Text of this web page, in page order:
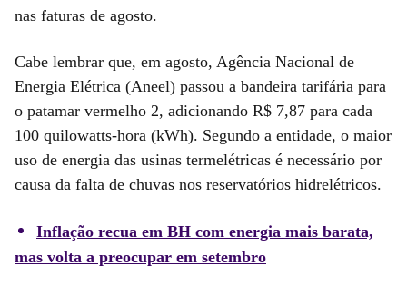
nas faturas de agosto.
Cabe lembrar que, em agosto, Agência Nacional de
Energia Elétrica (Aneel) passou a bandeira tarifária para
o patamar vermelho 2, adicionando R$ 7,87 para cada
100 quilowatts-hora (kWh). Segundo a entidade, o maior
uso de energia das usinas termelétricas é necessário por
causa da falta de chuvas nos reservatórios hidrelétricos.
Inflação recua em BH com energia mais barata,
mas volta a preocupar em setembro